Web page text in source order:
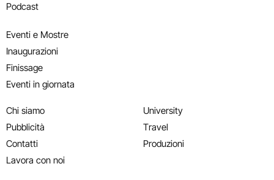
Podcast
Eventi e Mostre
Inaugurazioni
Finissage
Eventi in giornata
Chi siamo
Pubblicità
Contatti
Lavora con noi
University
Travel
Produzioni